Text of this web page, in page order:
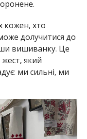
кожен, хто
долучитися до
вишиванку. Це
який
ми сильні, ми